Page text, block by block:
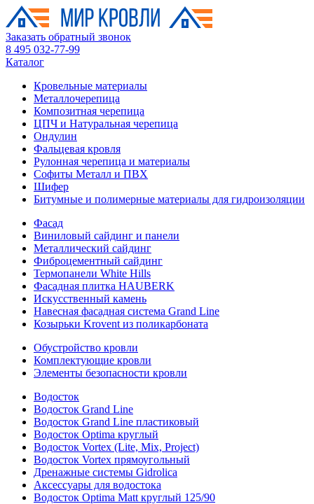
Заказать обратный звонок
8 495 032-77-99
Каталог
Кровельные материалы
Металлочерепица
Композитная черепица
ЦПЧ и Натуральная черепица
Ондулин
Фальцевая кровля
Рулонная черепица и материалы
Софиты Металл и ПВХ
Шифер
Битумные и полимерные материалы для гидроизоляции
Фасад
Виниловый сайдинг и панели
Металлический сайдинг
Фиброцементный сайдинг
Термопанели White Hills
Фасадная плитка HAUBERK
Искусственный камень
Навесная фасадная система Grand Line
Козырьки Krovent из поликарбоната
Обустройство кровли
Комплектующие кровли
Элементы безопасности кровли
Водосток
Водосток Grand Line
Водосток Grand Line пластиковый
Водосток Optima круглый
Водосток Vortex (Lite, Mix, Project)
Водосток Vortex прямоугольный
Дренажные системы Gidrolica
Аксессуары для водостока
Водосток Optima Matt круглый 125/90